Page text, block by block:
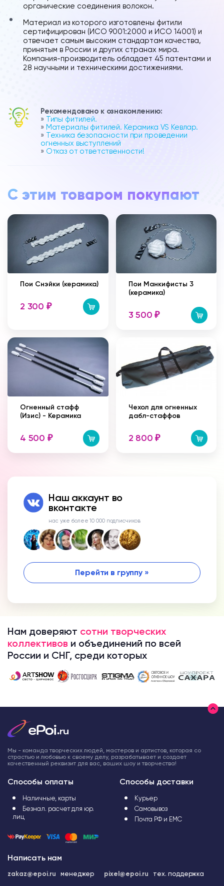
органические соединения волокон.
Материал из которого изготовлены фитили
сертифицирован (ИСО 9001:2000 и ИСО 14001) и
отвечает самым высоким стандартам качества,
принятым в России и других странах мира.
Компания-производитель обладает 45 патентами и
28 научными и техническими достижениями.
Рекомендовано к ознакомлению:
» Типы фитилей.
» Материалы фитилей. Керамика VS Кевлар.
» Техника безопасности при проведении
огненных выступлений
» Отказ от ответственности!
С этим товаром покупают
Пои Снэйки (керамика)
2 300 ₽
Пои Манкифисты 3
(керамика)
3 500₽
Огненный стафф
(Изис) - Керамика
4 500 ₽
Чехол для огненных
дабл-стаффов
2 800₽
Наш аккаунт во
вконтакте
нас уже более 10 000 подписчиков
Перейти в группу »
Нам доверяют сотни творческих
коллективов и объединений по всей
России и СНГ, среди которых
Мы - команда творческих людей, мастеров и артистов, которая со
страстью и любовью к своему делу, разрабатывает и создает
качественный реквизит для вас, ваших шоу и творчества!
Способы оплаты
Наличные, карты
Безнал. расчет для юр.
лиц
Способы доставки
Курьер
Самовывоз
Почта РФ и ЕМС
Написать нам
zakaz@epoi.ru менеджер pixel@epoi.ru тех. поддержка